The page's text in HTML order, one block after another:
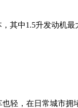
其中1.5升发动机最
轻，在日常城市拥